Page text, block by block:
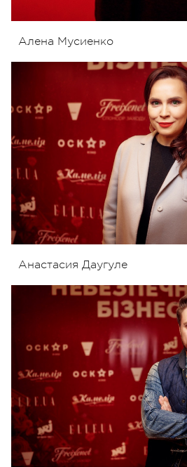
Алена Мусиенко
Анастасия Даугуле